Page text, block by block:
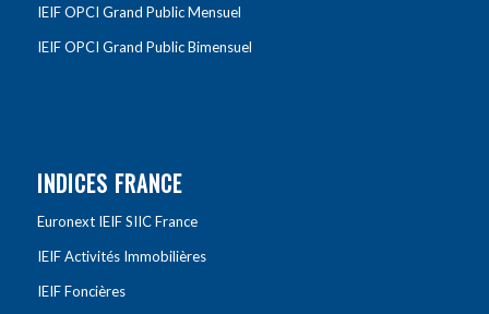
IEIF OPCI Grand Public Mensuel
IEIF OPCI Grand Public Bimensuel
INDICES FRANCE
Euronext IEIF SIIC France
IEIF Activités Immobilières
IEIF Foncières